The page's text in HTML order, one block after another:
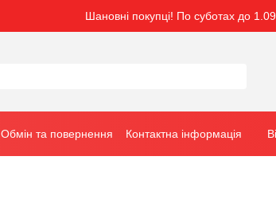
Шановні покупці! По суботах до
Обмін та повернення Контактна інформація